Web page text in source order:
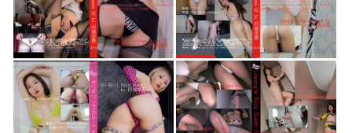
2023-04-4 2023-04-3